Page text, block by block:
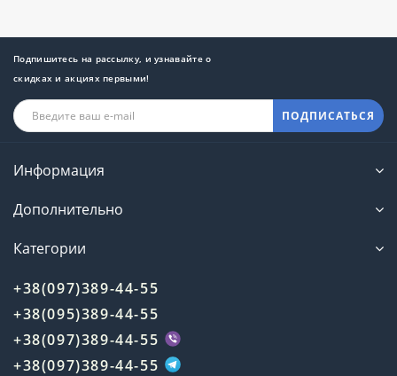
Подпишитесь на рассылку, и узнавайте о
скидках и акциях первыми!
ПОДПИСАТЬСЯ
Информация
Дополнительно
Категории
+38(097)389-44-55
+38(095)389-44-55
+38(097)389-44-55
+38(097)389-44-55